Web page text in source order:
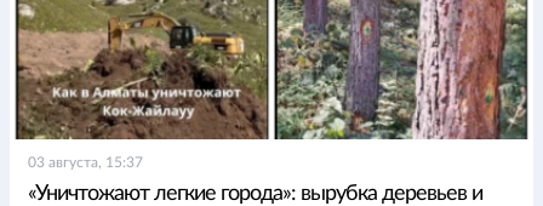
03 августа, 15:37
«Уничтожают легкие города»: вырубка деревьев и